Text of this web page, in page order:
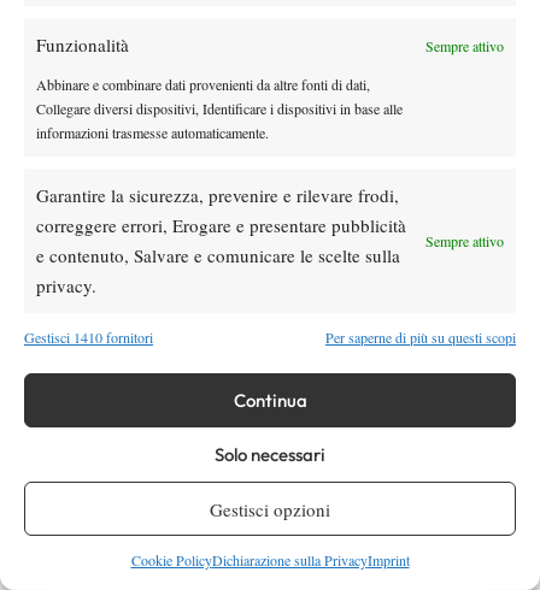
Funzionalità Sempre attivo
Abbinare e combinare dati provenienti da altre fonti di dati,
Collegare diversi dispositivi, Identificare i dispositivi in base alle
informazioni trasmesse automaticamente.
Garantire la sicurezza, prevenire e rilevare frodi,
correggere errori, Erogare e presentare pubblicità
e contenuto, Salvare e comunicare le scelte sulla
privacy.
Sempre attivo
Gestisci 1410 fornitori Per saperne di più su questi scopi
Continua
Solo necessari
Gestisci opzioni
Cookie PolicyDichiarazione sulla PrivacyImprint
Masters 1000 Montreal 2026: programma,
orario e ordine di gioco venerdì 7 agosto.
Arnaldi apre sul Centrale
Masters 1000 Montreal 2026: Darderi
rimonta Shang e vola agli ottavi
Masters 1000 Montreal 2026: medical time
out per Shang contro Darderi
WTA 1000 Toronto 2026: pioggia pesante,
gioco sospeso
SOCIAL